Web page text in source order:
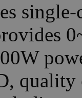
quality